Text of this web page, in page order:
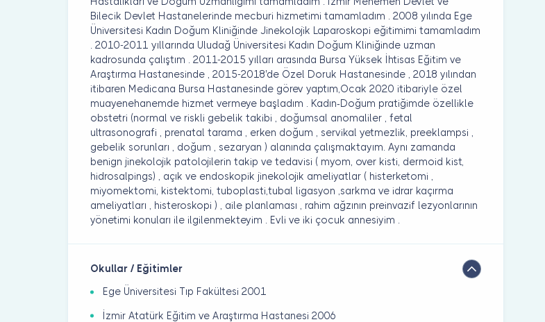
Bilecik Devlet Hastanelerinde mecburi hizmetimi tamamladım . 2008 yılında Ege
Üniversitesi Kadın Doğum Kliniğinde Jinekolojik Laparoskopi eğitimimi tamamladım
. 2010-2011 yıllarında Uludağ Üniversitesi Kadın Doğum Kliniğinde uzman
kadrosunda çalıştım . 2011-2015 yılları arasında Bursa Yüksek İhtisas Eğitim ve
Araştırma Hastanesinde , 2015-2018'de Özel Doruk Hastanesinde , 2018 yılından
itibaren Medicana Bursa Hastanesinde görev yaptım,Ocak 2020 itibariyle özel
muayenehanemde hizmet vermeye başladım . Kadın-Doğum pratiğimde özellikle
obstetri (normal ve riskli gebelik takibi , doğumsal anomaliler , fetal
ultrasonografi , prenatal tarama , erken doğum , servikal yetmezlik, preeklampsi ,
gebelik sorunları , doğum , sezaryan ) alanında çalışmaktayım. Aynı zamanda
benign jinekolojik patolojilerin takip ve tedavisi ( myom, over kisti, dermoid kist,
hidrosalpings) , açık ve endoskopik jinekolojik ameliyatlar ( histerketomi ,
miyomektomi, kistektomi, tuboplasti,tubal ligasyon ,sarkma ve idrar kaçırma
ameliyatları , histeroskopi ) , aile planlaması , rahim ağzının preinvazif lezyonlarının
yönetimi konuları ile ilgilenmekteyim . Evli ve iki çocuk annesiyim .
Okullar / Eğitimler
Ege Üniversitesi Tıp Fakültesi 2001
İzmir Atatürk Eğitim ve Araştırma Hastanesi 2006